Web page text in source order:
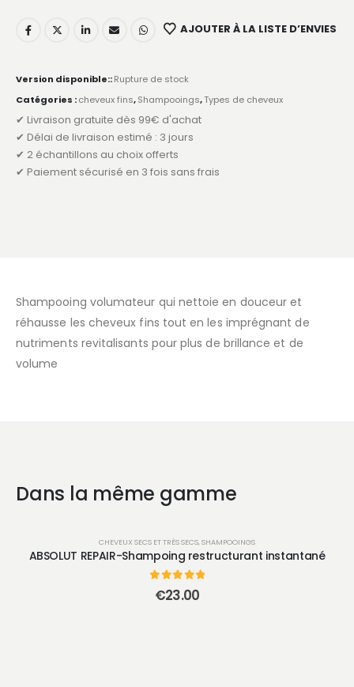
AJOUTER À LA LISTE D’ENVIES
Version disponible::Rupture de stock
Catégories :cheveux fins,Shampooings,Types de cheveux
✔ Livraison gratuite dès 99€ d'achat
✔ Délai de livraison estimé : 3 jours
✔ 2 échantillons au choix offerts
✔ Paiement sécurisé en 3 fois sans frais
Shampooing volumateur qui nettoie en douceur et
réhausse les cheveux fins tout en les imprégnant de
nutriments revitalisants pour plus de brillance et de
volume
Dans la même gamme
CHEVEUX SECS ET TRÈS SECS SHAMPOOINGS
ABSOLUT REPAIR-Shampoing restructurant instantané
sur 5
€23.00